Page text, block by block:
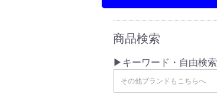
商品検索
▶キーワード・自由検索